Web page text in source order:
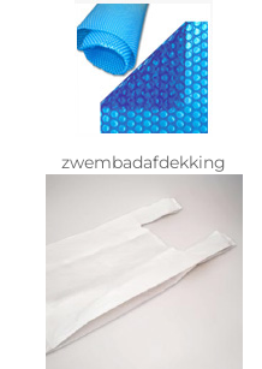
zwembadafdekking